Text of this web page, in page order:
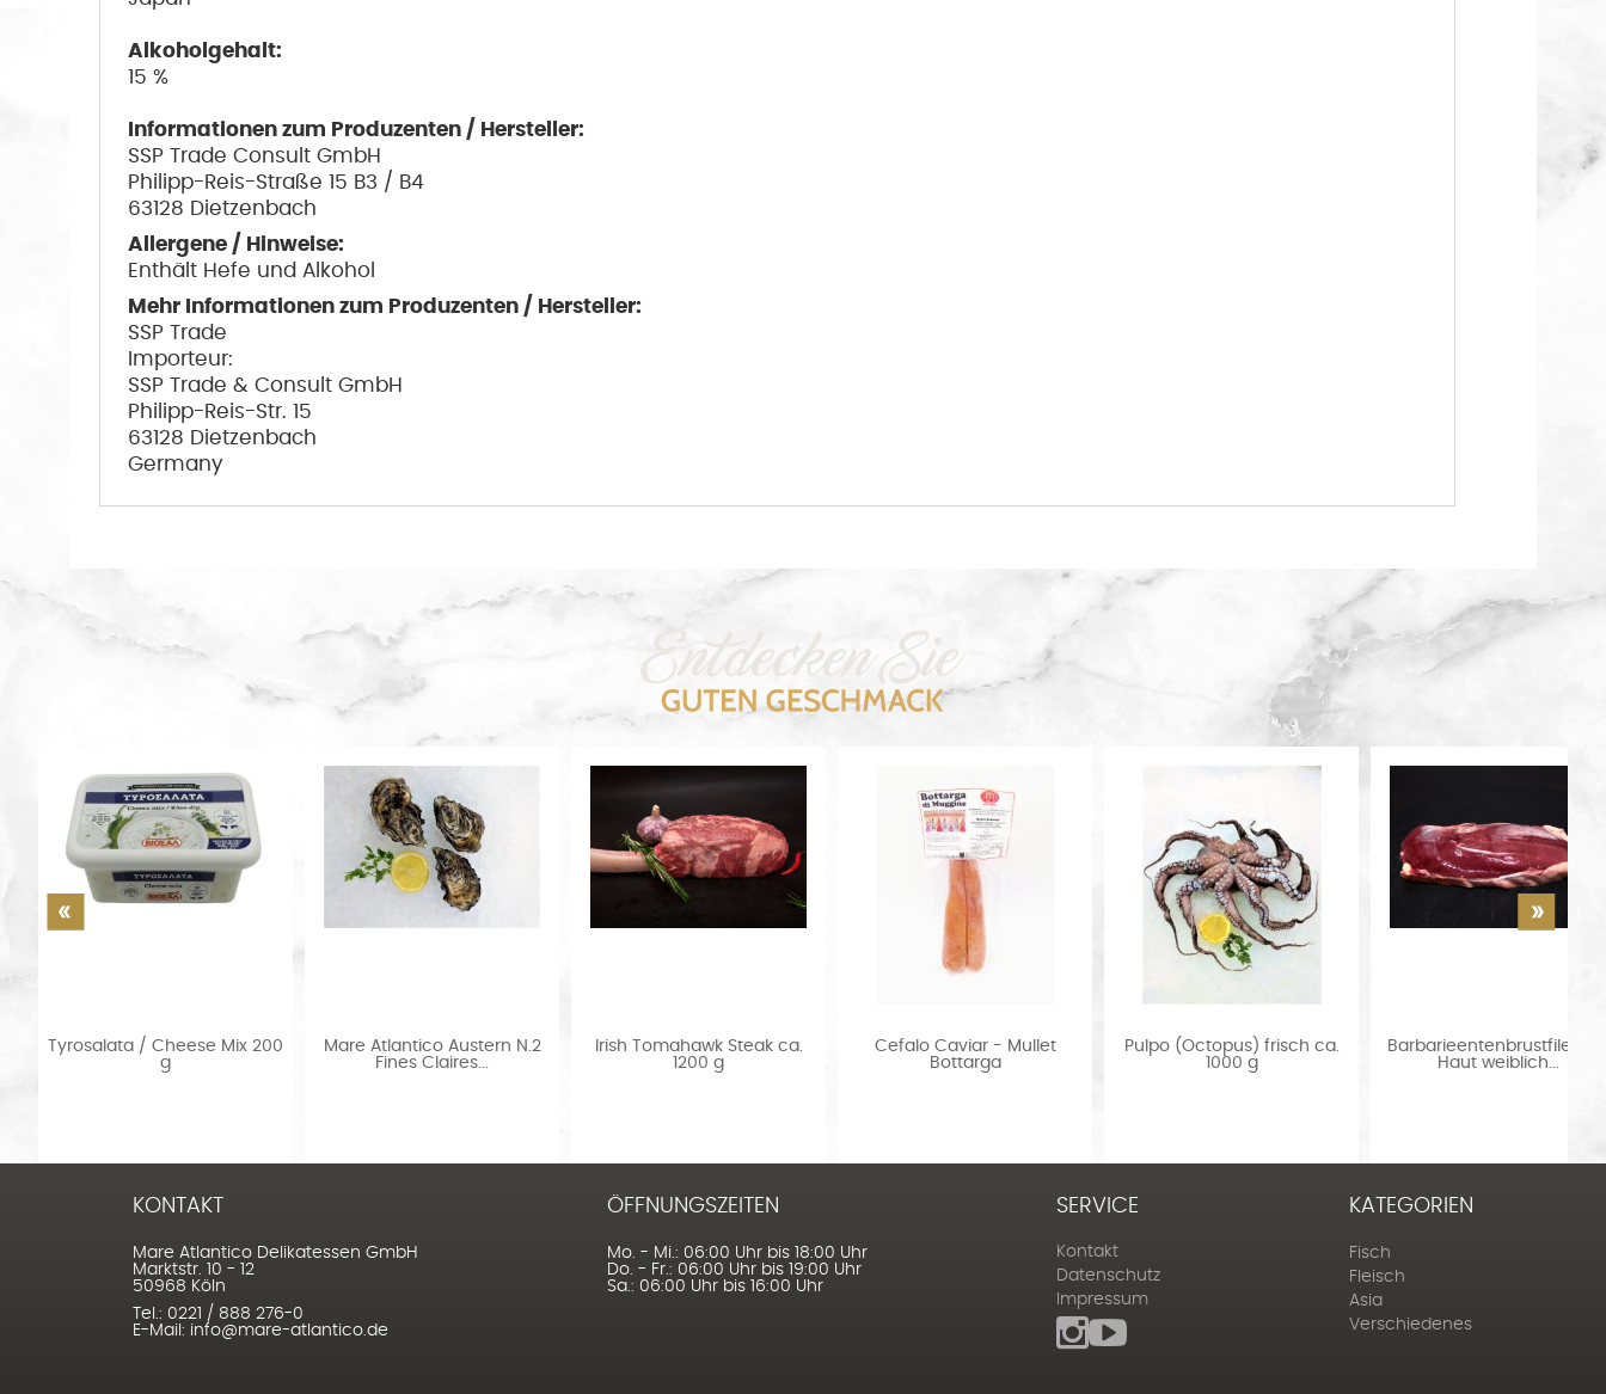
Alkoholgehalt:
15 %
Informationen zum Produzenten / Hersteller:
SSP Trade Consult GmbH
Philipp-Reis-Straße 15 B3 / B4
63128 Dietzenbach
Allergene / Hinweise:
Enthält Hefe und Alkohol
Mehr Informationen zum Produzenten / Hersteller:
SSP Trade
Importeur:
SSP Trade & Consult GmbH
Philipp-Reis-Str. 15
63128 Dietzenbach
Germany
Tyrosalata / Cheese Mix 200
g
Mare Atlantico Austern N.2
Fines Claires...
Irish Tomahawk Steak ca.
1200 g
Cefalo Caviar - Mullet
Bottarga
Pulpo (Octopus) frisch ca.
1000 g
Barbarieentenbrustfilet
Haut weiblich...
KONTAKT
Mare Atlantico Delikatessen GmbH
Marktstr. 10 - 12
50968 Köln
Tel.: 0221 / 888 276-0
E-Mail: info@mare-atlantico.de
ÖFFNUNGSZEITEN
Mo. - Mi.: 06:00 Uhr bis 18:00 Uhr
Do. - Fr.: 06:00 Uhr bis 19:00 Uhr
Sa.: 06:00 Uhr bis 16:00 Uhr
SERVICE
Kontakt
Datenschutz
Impressum
KATEGORIEN
Fisch
Fleisch
Asia
Verschiedenes